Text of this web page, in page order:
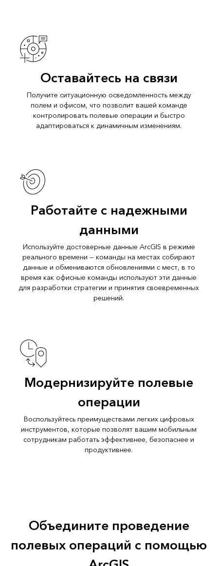
Оставайтесь на связи
Получите ситуационную осведомленность между
полем и офисом, что позволит вашей команде
контролировать полевые операции и быстро
адаптироваться к динамичным изменениям.
Работайте с надежными
данными
Используйте достоверные данные ArcGIS в режиме
реального времени — команды на местах собирают
данные и обмениваются обновлениями с мест, в то
время как офисные команды используют эти данные
для разработки стратегии и принятия своевременных
решений.
Модернизируйте полевые
операции
Воспользуйтесь преимуществами легких цифровых
инструментов, которые позволят вашим мобильным
сотрудникам работать эффективнее, безопаснее и
продуктивнее.
Объедините проведение
полевых операций с помощью